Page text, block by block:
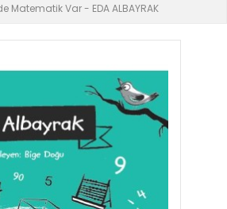
Var - EDA ALBAYRAK